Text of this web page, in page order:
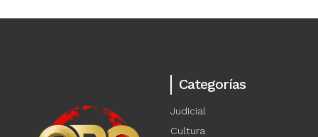
Categorías
Judicial
Cultura